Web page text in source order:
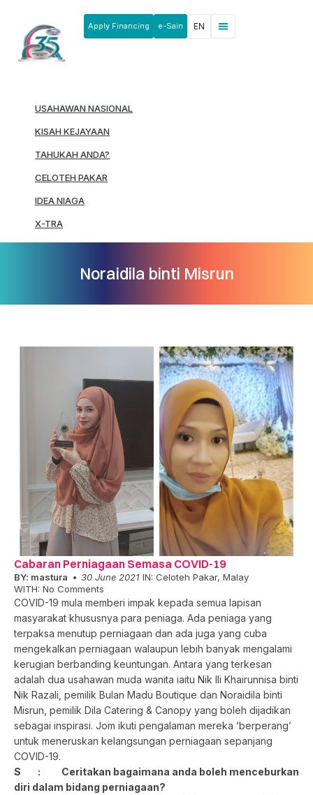
Apply Financing e-Sain EN
USAHAWAN NASIONAL
KISAH KEJAYAAN
TAHUKAH ANDA?
CELOTEH PAKAR
IDEA NIAGA
X-TRA
Noraidila binti Misrun
Cabaran Perniagaan Semasa COVID-19
BY: mastura 30 June 2021 IN: Celoteh Pakar, Malay
WITH: No Comments
COVID-19 mula memberi impak kepada semua lapisan
masyarakat khususnya para peniaga. Ada peniaga yang
terpaksa menutup perniagaan dan ada juga yang cuba
mengekalkan perniagaan walaupun lebih banyak mengalami
kerugian berbanding keuntungan. Antara yang terkesan
adalah dua usahawan muda wanita iaitu Nik Ili Khairunnisa binti
Nik Razali, pemilik Bulan Madu Boutique dan Noraidila binti
Misrun, pemilik Dila Catering & Canopy yang boleh dijadikan
sebagai inspirasi. Jom ikuti pengalaman mereka ‘berperang’
untuk meneruskan kelangsungan perniagaan sepanjang
COVID-19.
S : Ceritakan bagaimana anda boleh menceburkan
diri dalam bidang perniagaan?